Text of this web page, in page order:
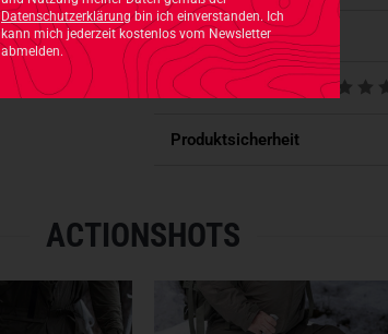
Datenschutzerklärungbin ich einverstanden. Ich
kann mich jederzeit kostenlos vom Newsletter
abmelden.
Zwei 3D-Taschenfür
Halt, und eine kleine
Aufbewahrung kleiner
Funktionsteil. Der praktische
optimale Bewegungsfreiheit.
Trotz ihres überaus
außerordentliche
Alltag bieten die
Passt dazu
Produktbewertungen
Produktsicherheit
ACTIONSHOTS